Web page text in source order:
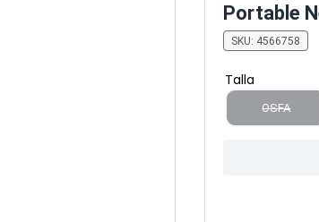
Portable
SKU: 4566758
Talla
OSFA